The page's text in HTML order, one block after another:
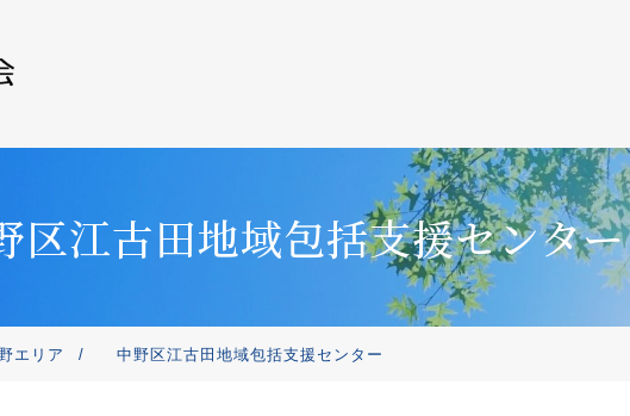
区江古田地域包括支援センター
エリア / 中野区江古田地域包括支援センター